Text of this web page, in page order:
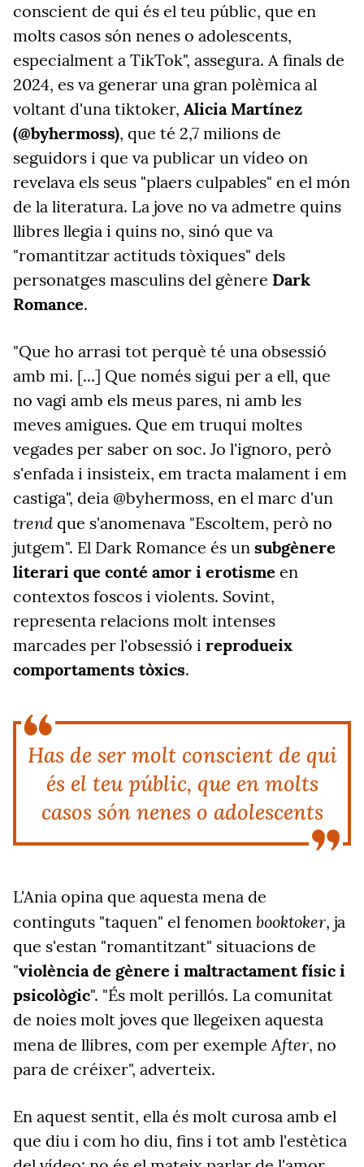
conscient de qui és el teu públic, que en
molts casos són nenes o adolescents,
especialment a TikTok", assegura. A finals de
2024, es va generar una gran polèmica al
voltant d'una tiktoker, Alicia Martínez
(@byhermoss), que té 2,7 milions de
seguidors i que va publicar un vídeo on
revelava els seus "plaers culpables" en el món
de la literatura. La jove no va admetre quins
llibres llegia i quins no, sinó que va
"romantitzar actituds tòxiques" dels
personatges masculins del gènere Dark
Romance.
"Que ho arrasi tot perquè té una obsessió
amb mi. [...] Que només sigui per a ell, que
no vagi amb els meus pares, ni amb les
meves amigues. Que em truqui moltes
vegades per saber on soc. Jo l'ignoro, però
s'enfada i insisteix, em tracta malament i em
castiga", deia @byhermoss, en el marc d'un
trend que s'anomenava "Escoltem, però no
jutgem". El Dark Romance és un subgènere
literari que conté amor i erotisme en
contextos foscos i violents. Sovint,
representa relacions molt intenses
marcades per l'obsessió i reprodueix
comportaments tòxics.
Has de ser molt conscient de qui
és el teu públic, que en molts
casos són nenes o adolescents
L'Ania opina que aquesta mena de
continguts "taquen" el fenomen booktoker, ja
que s'estan "romantitzant" situacions de
"violència de gènere i maltractament físic i
psicològic". "És molt perillós. La comunitat
de noies molt joves que llegeixen aquesta
mena de llibres, com per exempleAfter, no
para de créixer", adverteix.
En aquest sentit, ella és molt curosa amb el
que diu i com ho diu, fins i tot amb l'estètica